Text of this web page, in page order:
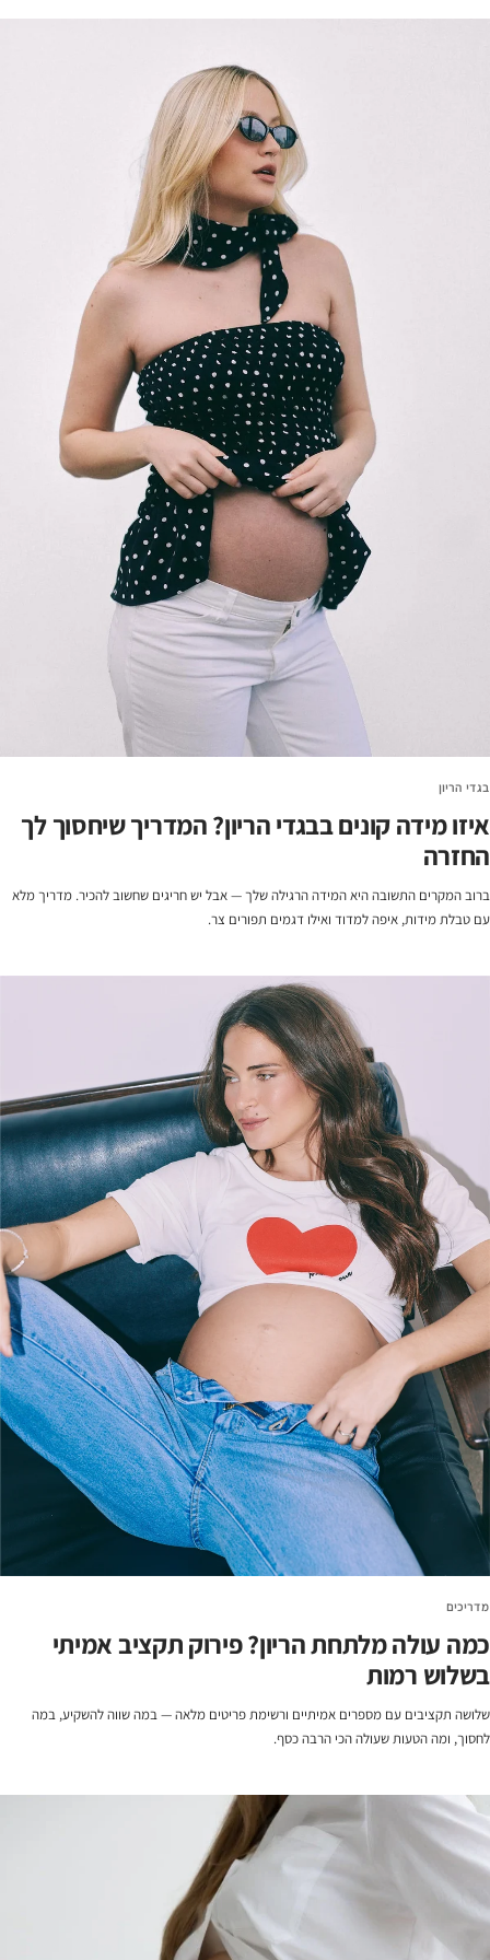
בגדי הריון
איזו מידה קונים בבגדי הריון? המדריך שיחסוך לך
החזרה
ברוב המקרים התשובה היא המידה הרגילה שלך — אבל יש חריגים שחשוב להכיר. מדריך מלא
עם טבלת מידות, איפה למדוד ואילו דגמים תפורים צר.
מדריכים
כמה עולה מלתחת הריון? פירוק תקציב אמיתי
בשלוש רמות
שלושה תקציבים עם מספרים אמיתיים ורשימת פריטים מלאה — במה שווה להשקיע, במה
לחסוך, ומה הטעות שעולה הכי הרבה כסף.